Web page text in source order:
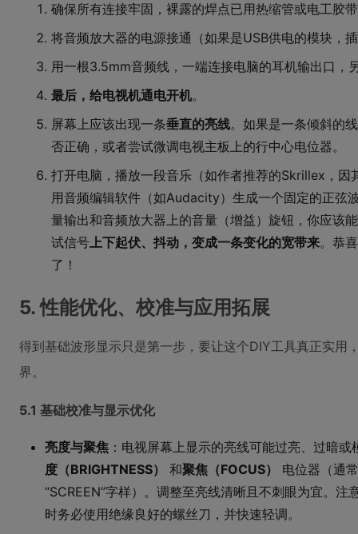
确保所有连接牢固，裸露的焊点已用热缩管或电工胶
将音频放大器的电源接通（如果是USB供电的模块，
用一根3.5mm音频线，一端连接电脑的耳机输出口，
最后，给电视机通电开机。
屏幕上应该出现一条垂直的亮线。如果是一条倾斜的
否正确，或者尝试微调电视主板上的行中心电位器。
打开电脑，播放一段音乐（如作者推荐的Skrillex，因
用音频编辑软件（如Audacity）生成一个固定的正弦
量输出和音频放大器上的音量（增益）旋钮，你应该
试信号上下起伏、抖动，变成一条变化的宽带来。恭
了！
5. 性能优化、校准与应用拓展
得到基础波形显示只是第一步，要让这个DIY工具真正实用
界。
5.1 基础校准与显示优化
亮度与聚焦 ：电视屏幕上显示的亮线可能过亮、过暗
度（BRIGHTNESS）
和聚焦（FOCUS）
电位器（通
“SCREEN”字样）。调整至亮线清晰且不刺眼为宜。注
时务必使用绝缘良好的螺丝刀，并快速轻调。